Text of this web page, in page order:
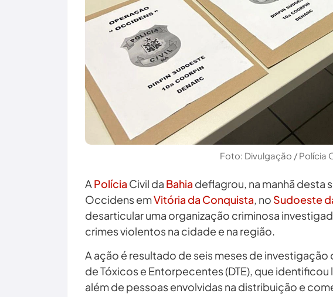
Foto: Divulgação / Polícia
A Polícia Civil da Bahia deflagrou, na manhã desta
Occidens emVitória da Conquista, no Sudoeste
desarticular uma organização criminosa
crimes violentos na cidade e na região.
A ação é resultado de seis meses de investigação
de Tóxicos e Entorpecentes (DTE), que
além de pessoas envolvidas na distribuição e